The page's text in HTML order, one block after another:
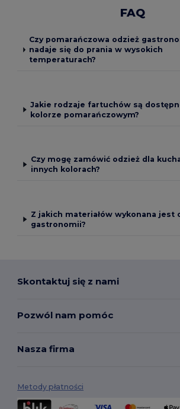
FAQ
Czy pomarańczowa odzież
nadaje się do prania w wysokich
temperaturach?
Jakie rodzaje fartuchów są
kolorze pomarańczowym?
Czy mogę zamówić odzież dla
innych kolorach?
Z jakich materiałów wykonana jest
gastronomii?
Skontaktuj się z nami
Pozwól nam pomóc
Nasza firma
Metody płatności